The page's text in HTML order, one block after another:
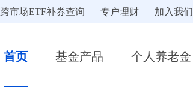
跨市场ETF补券查询 专户理财 加入我们
首页 基金产品 个人养老金